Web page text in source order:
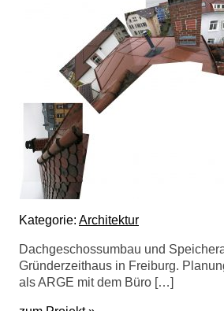
Kategorie: Architektur
Dachgeschossumbau und
Gründerzeithaus in Freiburg.
als ARGE mit dem Büro […]